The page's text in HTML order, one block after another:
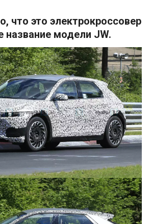
что это электрокроссовер
название модели JW.